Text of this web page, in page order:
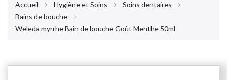
Accueil Hygiène et Soins
Soins dentaires
Bains de bouche
Weleda myrrhe Bain de bouche Goût Menthe 50ml